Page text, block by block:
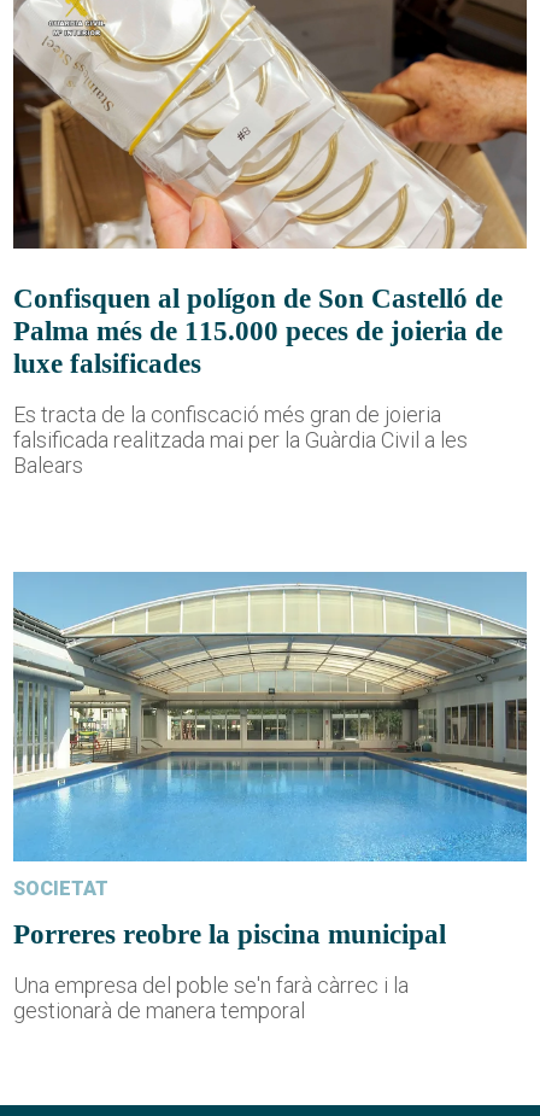
Confisquen al polígon de Son Castelló de
Palma més de 115.000 peces de joieria de
luxe falsificades
Es tracta de la confiscació més gran de joieria
falsificada realitzada mai per la Guàrdia Civil a les
Balears
SOCIETAT
Porreres reobre la piscina municipal
Una empresa del poble se'n farà càrrec i la
gestionarà de manera temporal